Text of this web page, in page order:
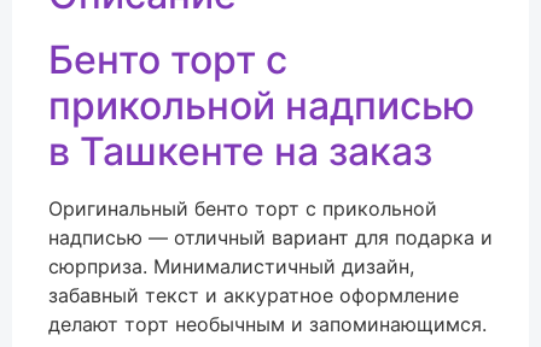
Бенто торт с
прикольной надписью
в Ташкенте на заказ
Оригинальный бенто торт с прикольной
надписью — отличный вариант для подарка и
сюрприза. Минималистичный дизайн,
забавный текст и аккуратное оформление
делают торт необычным и запоминающимся.